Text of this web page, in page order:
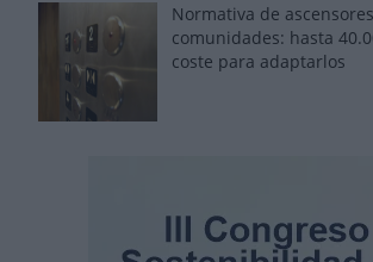
Normativa de
comunidades: hasta
coste para adaptarlos